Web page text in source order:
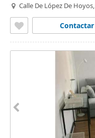
Calle De López De Hoyos,
Contactar